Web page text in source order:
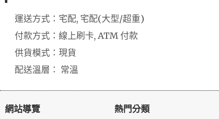
運送方式：宅配, 宅配(大型/超重)
付款方式：線上刷卡, ATM 付款
供貨模式：現貨
配送溫層： 常溫
網站導覽 熱門分類